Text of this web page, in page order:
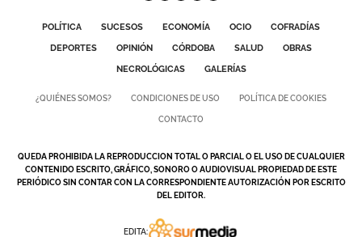
POLÍTICA SUCESOS ECONOMÍA OCIO
COFRADÍAS
DEPORTES
OPINIÓN CÓRDOBA SALUD
OBRAS
NECROLÓGICAS
GALERÍAS
¿QUIÉNES SOMOS? CONDICIONES DE USO POLÍTICA DE COOKIES
CONTACTO
QUEDA PROHIBIDA LA REPRODUCCION TOTAL O PARCIAL O EL USO DE CUALQUIER
CONTENIDO ESCRITO, GRÁFICO, SONORO O AUDIOVISUAL PROPIEDAD DE ESTE
PERIÓDICO SIN CONTAR CON LA CORRESPONDIENTE AUTORIZACIÓN POR ESCRITO
DEL EDITOR.
EDITA: